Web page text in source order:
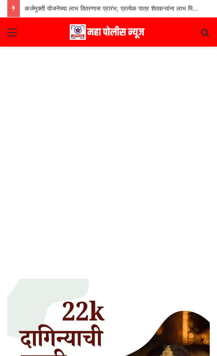
कर्जमुक्ती योजनेच्या लाभ वितरणास प्रारंभ; प्रत्येक पात्र शेतकऱ्यांना लाभ मिळणार– मुख्यमंत्री देवेंद्र फडणवीस
Menu